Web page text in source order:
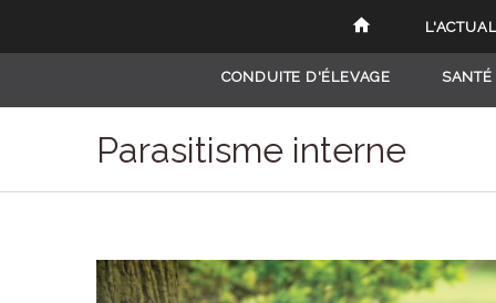
CONDUITE D'ÉLEVAGE
Parasitisme interne